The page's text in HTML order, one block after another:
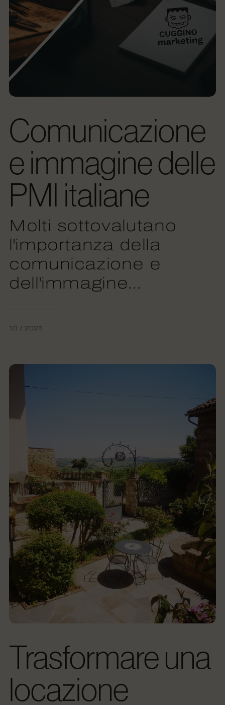
Comunicazione
e immagine delle
PMI italiane
Molti sottovalutano
l'importanza della
comunicazione e
dell'immagine...
10 / 2025
Trasformare una
locazione